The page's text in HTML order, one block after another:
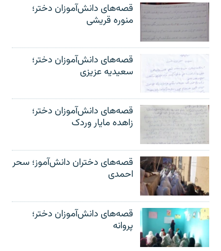
قصه‌های دانش‌آموزان دختر؛
منوره قریشی
قصه‌های دانش‌آموزان دختر؛
سعیدیه عزیزی
قصه‌های دانش‌آموزان دختر؛
زاهده مایار وردک
قصه‌های دختران دانش‌آموز؛ سحر
احمدی
قصه‌های دانش‌آموزان دختر؛
پروانه